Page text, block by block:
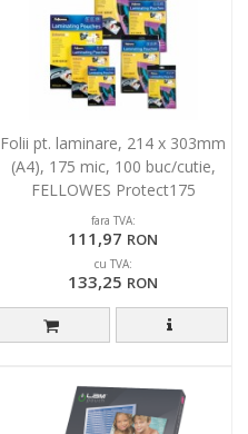
Folii pt. laminare, 214 x 303mm
(A4), 175 mic, 100 buc/cutie,
FELLOWES Protect175
fara TVA:
111,97 RON
cu TVA:
133,25 RON